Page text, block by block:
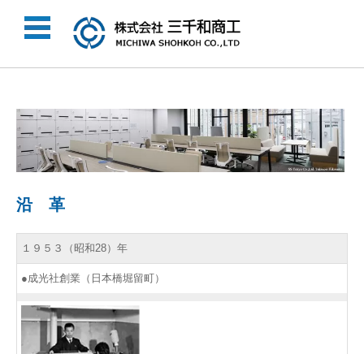
沿 革
１９５３（昭和28）年
●成光社創業（日本橋堀留町）